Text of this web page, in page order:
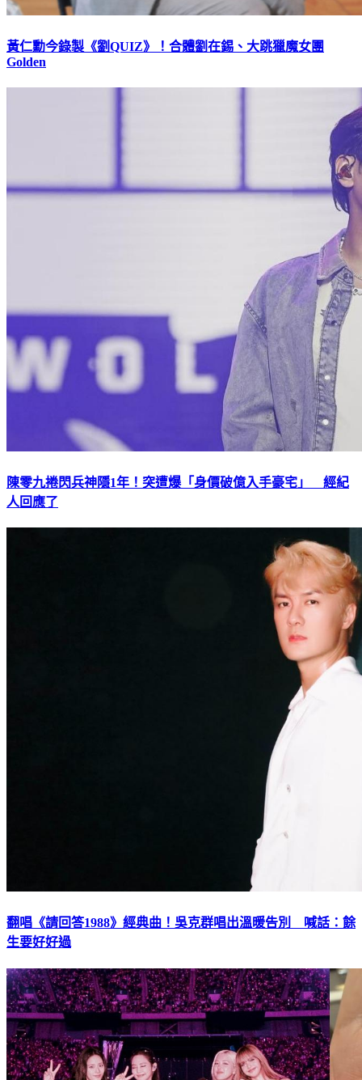
黃仁勳今錄製《劉QUIZ》！合體劉在錫、大跳獵魔女團
Golden
陳零九捲閃兵神隱1年！突遭爆「身價破億入手豪宅」 經紀
人回應了
翻唱《請回答1988》經典曲！吳克群唱出溫暖告別 喊話：餘
生要好好過